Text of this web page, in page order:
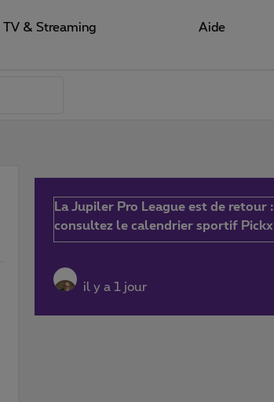
TV & Streaming Aide
La Jupiler Pro League est de retour :
consultez le calendrier sportif Pickx
il y a 1 jour